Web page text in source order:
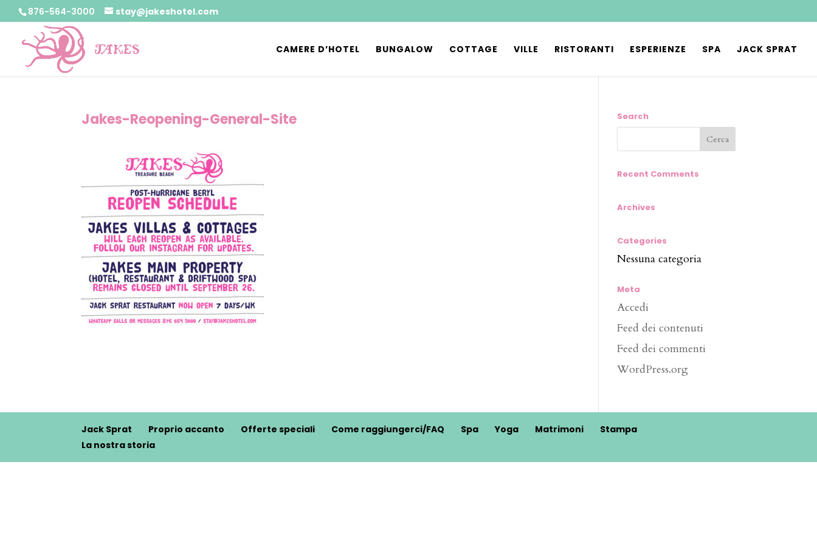
876-564-3000 stay@jakeshotel.com
CAMERE D’HOTEL BUNGALOW COTTAGE VILLE RISTORANTI ESPERIENZE SPA JACK SPRAT
Jakes-Reopening-General-Site Search
Recent Comments
Archives
Categories
Nessuna categoria
Meta
Accedi
Feed dei contenuti
Feed dei commenti
WordPress.org
Jack Sprat Proprio accanto Offerte speciali Come raggiungerci/FAQ Spa Yoga Matrimoni
Stampa
La nostra storia